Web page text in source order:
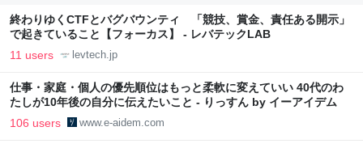
終わりゆくCTFとバグバウンティ 「競技、賞金、責任ある開示」
で起きていること【フォーカス】 - レバテックLAB
11 users levtech.jp
仕事・家庭・個人の優先順位はもっと柔軟に変えていい 40代のわ
たしが10年後の自分に伝えたいこと - りっすん by イーアイデム
106 users www.e-aidem.com